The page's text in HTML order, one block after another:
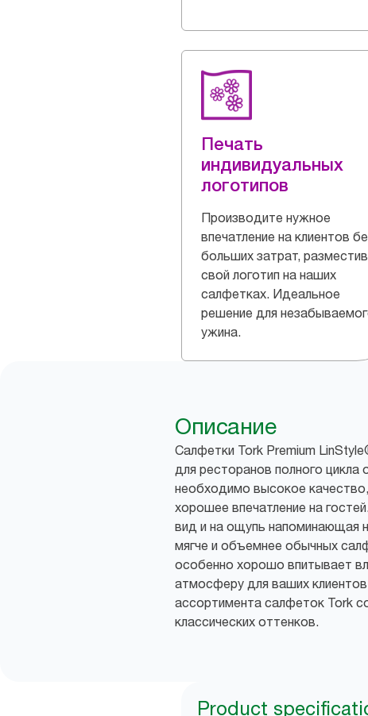
Печать
индивидуальных
логотипов
Производите нужное
впечатление на клиентов
больших затрат, разместив
свой логотип на наших
салфетках. Идеальное
решение для
ужина.
Описание
Салфетки Tork Premium
для ресторанов полного цикла
необходимо высокое
хорошее впечатление на
вид и на ощупь напоминающая
мягче и объемнее обычных
особенно хорошо впитывает
атмосферу для ваших
ассортимента салфеток Tork
классических оттенков.
Product